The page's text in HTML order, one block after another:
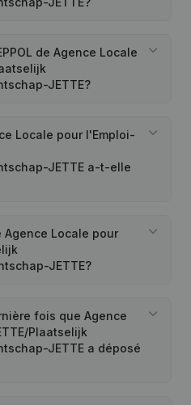
de Agence Locale
JETTE?
Locale pour l'Emploi-
JETTE a-t-elle
Locale pour
JETTE?
fois que Agence
Plaatselijk
JETTE a déposé